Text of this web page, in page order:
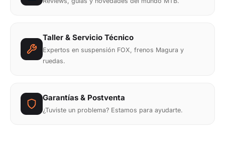
Taller & Servicio Técnico
Expertos en suspensión FOX, frenos Magura y
ruedas.
Garantías & Postventa
¿Tuviste un problema? Estamos para ayudarte.